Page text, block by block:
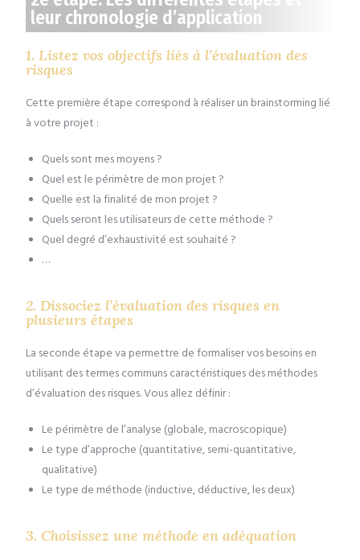
leur chronologie d’application
1. Listez vos objectifs liés à l’évaluation des
risques
Cette première étape correspond à réaliser un brainstorming lié
à votre projet :
Quels sont mes moyens ?
Quel est le périmètre de mon projet ?
Quelle est la finalité de mon projet ?
Quels seront les utilisateurs de cette méthode ?
Quel degré d’exhaustivité est souhaité ?
…
2. Dissociez l’évaluation des risques en
plusieurs étapes
La seconde étape va permettre de formaliser vos besoins en
utilisant des termes communs caractéristiques des méthodes
d’évaluation des risques. Vous allez définir :
Le périmètre de l’analyse (globale, macroscopique)
Le type d’approche (quantitative, semi-quantitative,
qualitative)
Le type de méthode (inductive, déductive, les deux)
3. Choisissez une méthode en adéquation